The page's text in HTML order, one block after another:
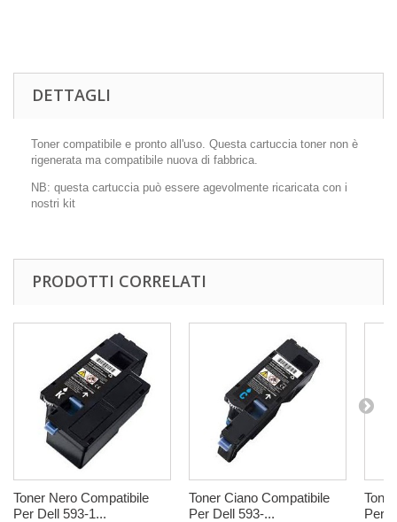
DETTAGLI
Toner compatibile e pronto all'uso. Questa cartuccia toner non è
rigenerata ma compatibile nuova di fabbrica.
NB: questa cartuccia può essere agevolmente ricaricata con i
nostri kit
PRODOTTI CORRELATI
Toner Nero Compatibile
Per Dell 593-1...
Toner Ciano Compatibile
Per Dell 593-...
Per